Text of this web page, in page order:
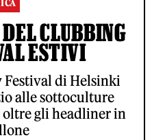
CLUBBING
ESTIVI
Festival di Helsinki
alle sottoculture
gli headliner in